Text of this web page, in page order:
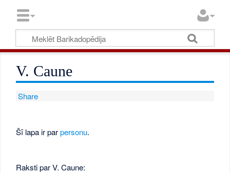
V. Caune
Share
Šī lapa ir parpersonu.
Raksti par V. Caune: